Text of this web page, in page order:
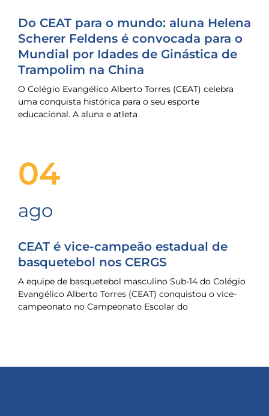
Do CEAT para o mundo: aluna Helena
Scherer Feldens é convocada para o
Mundial por Idades de Ginástica de
Trampolim na China
O Colégio Evangélico Alberto Torres (CEAT) celebra
uma conquista histórica para o seu esporte
educacional. A aluna e atleta
04
ago
CEAT é vice-campeão estadual de
basquetebol nos CERGS
A equipe de basquetebol masculino Sub-14 do Colégio
Evangélico Alberto Torres (CEAT) conquistou o vice-
campeonato no Campeonato Escolar do